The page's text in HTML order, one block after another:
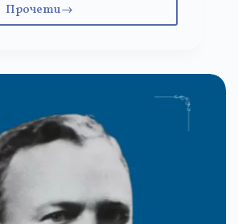
Прочети
14